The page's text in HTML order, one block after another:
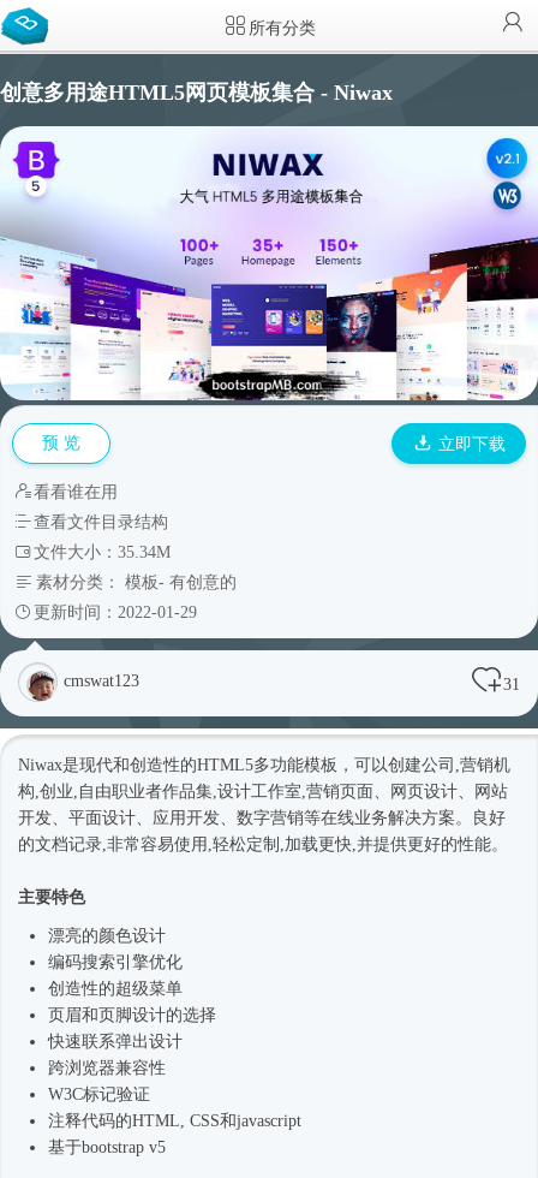
所有分类
创意多用途HTML5网页模板集合 - Niwax
预 览 立即下载
看看谁在用
查看文件目录结构
文件大小：35.34M
素材分类： 模板- 有创意的
更新时间：2022-01-29
cmswat123 31
Niwax是现代和创造性的HTML5多功能模板，可以创建公司,营销机
构,创业,自由职业者作品集,设计工作室,营销页面、网页设计、网站
开发、平面设计、应用开发、数字营销等在线业务解决方案。良好
的文档记录,非常容易使用,轻松定制,加载更快,并提供更好的性能。
主要特色
漂亮的颜色设计
编码搜索引擎优化
创造性的超级菜单
页眉和页脚设计的选择
快速联系弹出设计
跨浏览器兼容性
W3C标记验证
注释代码的HTML, CSS和javascript
基于bootstrap v5